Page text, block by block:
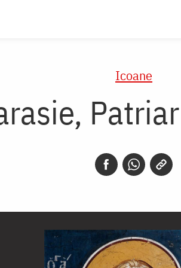
Icoane